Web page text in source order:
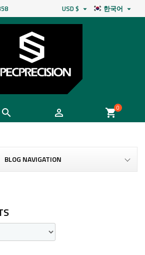
한국어 
USD $ 
  shopping_cart0
BLOG NAVIGATION